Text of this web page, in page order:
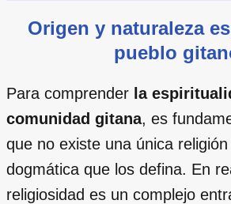
Origen y naturaleza
pueblo
Para comprender la
comunidad gitana, es
que no existe una única
dogmática que los defina. En
religiosidad es un complejo